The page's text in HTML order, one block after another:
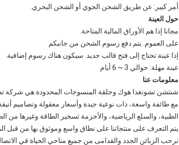
أمر كبير: عن طريق الشحن الجوي أو الشحن البحري.
حول العينة
مجانا إذا هم الأوراق المالية المتاحة.
على العموم. يتم دفع رسوم الشحن من جانبكم
إذا عينة تحتاج إلى فتح قالب جديد. سيكون هناك رسوم إضافية.
عينة مهلة: حوالي 3 ~ 6 أيام
معلومات عنا
شنتشن تشونغدا هوك وحلقة المنسوجات المحدودة هي شركة
مع طائفة واسعة، ذات نوعية جيدة وأسعار معقولة وتصاميم
الطبية، والسلع الرياضية، والأحزمة تسخير الطاقة وغيرها من
يتم التعرف على منتجاتنا على نطاق واسع وموثوق بها من قبل
نرحب الزبائن الجدد والقدامى من جميع مناحي الحياة في